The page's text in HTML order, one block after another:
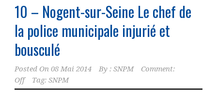
10 – Nogent-sur-Seine Le chef de
la police municipale injurié et
bousculé
Posted On 08 Mai 2014 By : SNPM
Comment:
Off
Tag: SNPM